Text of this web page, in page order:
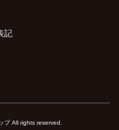
記
プ All rights reserved.